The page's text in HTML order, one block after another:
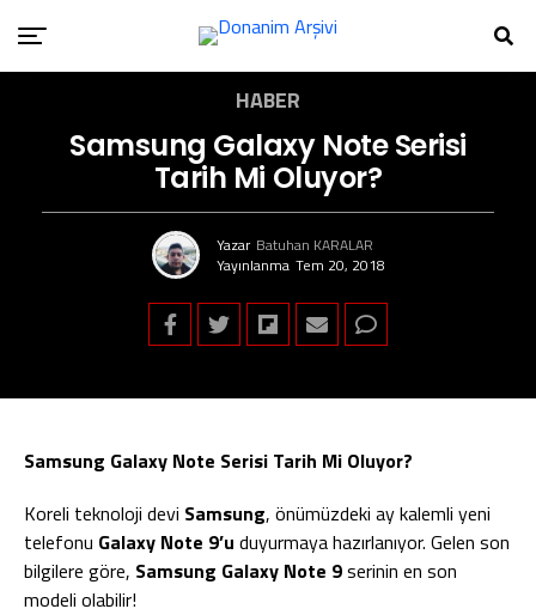
HABER
Samsung Galaxy Note Serisi
Tarih Mi Oluyor?
Yazar Batuhan KARALAR
Yayınlanma Tem 20, 2018
Samsung Galaxy Note Serisi Tarih Mi Oluyor?
Koreli teknoloji devi Samsung, önümüzdeki ay kalemli yeni
telefonu Galaxy Note 9’u duyurmaya hazırlanıyor. Gelen son
bilgilere göre, Samsung Galaxy Note 9serinin en son
modeli olabilir!